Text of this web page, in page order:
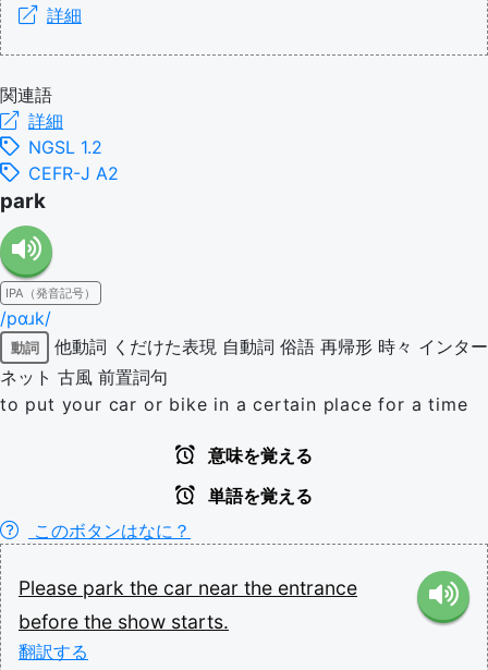
詳細
関連語
詳細
NGSL 1.2
CEFR-J A2
park
IPA（発音記号）
/pɑɹk/
動詞 他動詞 くだけた表現 自動詞 俗語 再帰形 時々 インター
ネット 古風 前置詞句
to put your car or bike in a certain place for a time
意味を覚える
単語を覚える
このボタンはなに？
Please park the car near the entrance
before the show starts.
翻訳する